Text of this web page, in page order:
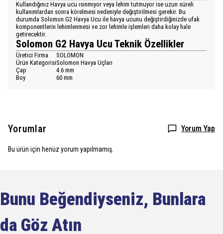
Kullandığınız Havya ucu ısınmıyor veya lehim tutmuyor ise uzun süreli
kullanımlardan sonra körelmesi nedeniyle değiştirilmesi gerekir. Bu
durumda Solomon G2 Havya Ucu ile havya ucunu değiştirdiğinizde ufak
komponentlerin lehimlenmesi ve zor lehimle işlemleri daha kolay hale
getirecektir.
Solomon G2 Havya Ucu Teknik Özellikler
Üretici Firma
SOLOMON
Ürün KategorisiSolomon Havya Uçları
Çap
4.6 mm
Boy
60 mm
Yorumlar Yorum Yap
Bu ürün için henüz yorum yapılmamış.
Bunu Beğendiyseniz, Bunlara
da Göz Atın